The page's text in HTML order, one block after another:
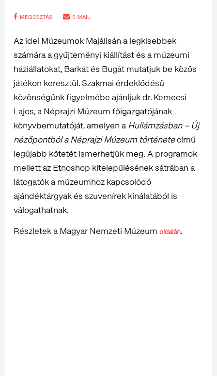
MEGOSZTÁS E-MAIL
Az idei Múzeumok Majálisán a legkisebbek
számára a gyűjteményi kiállítást és a múzeumi
háziállatokat, Barkát és Bugát mutatjuk be közös
játékon keresztül. Szakmai érdeklődésű
közönségünk figyelmébe ajánljuk dr. Kemecsi
Lajos, a Néprajzi Múzeum főigazgatójának
könyvbemutatóját, amelyen aHullámzásban – Új
nézőpontból a Néprajzi Múzeum történetecímű
legújabb kötetét ismerhetjük meg. A programok
mellett az Etnoshop kitelepülésének sátrában a
látogatók a múzeumhoz kapcsolódó
ajándéktárgyak és szuvenírek kínálatából is
válogathatnak.
Részletek a Magyar Nemzeti Múzeum oldalán.